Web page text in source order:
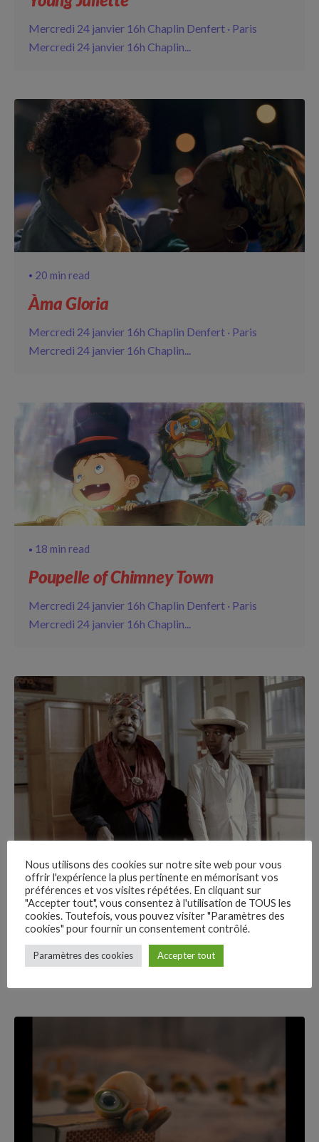
Follow Us
Mercredi 24 janvier 16h Chaplin Denfert · Paris
Mercredi 24 janvier 16h Chaplin...
20 min read
Àma Gloria
Mercredi 24 janvier 16h Chaplin Denfert · Paris
Mercredi 24 janvier 16h Chaplin...
18 min read
Poupelle of Chimney Town
Mercredi 24 janvier 16h Chaplin Denfert · Paris
Mercredi 24 janvier 16h Chaplin...
22 min read
Sugar Cane Alley
Mercredi 24 janvier 16h Chaplin Denfert · Paris
Mercredi 24 janvier 16h Chaplin...
Nous utilisons des cookies sur notre site web pour vous
offrir l'expérience la plus pertinente en mémorisant vos
préférences et vos visites répétées. En cliquant sur
"Accepter tout", vous consentez à l'utilisation de TOUS les
cookies. Toutefois, vous pouvez visiter "Paramètres des
cookies" pour fournir un consentement contrôlé.
Paramètres des cookies Accepter tout